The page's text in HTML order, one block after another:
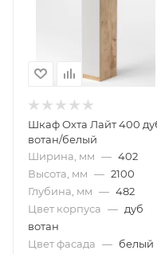
Шкаф Охта Лайт 400
вотан/белый
Ширина, мм — 402
Высота, мм — 2100
Глубина, мм — 482
Цвет корпуса — дуб
вотан
Цвет фасада — белый